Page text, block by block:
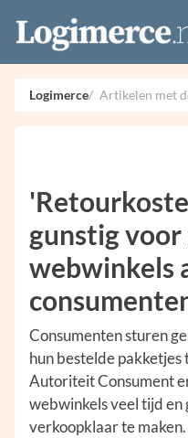
Vacatures
Events
Adverteren
Partners
Logimerce Artikelen met
gunstig voor
webwinkels
Consumenten sturen
hun bestelde
Autoriteit Consument
webwinkels veel tijd
verkoopklaar te